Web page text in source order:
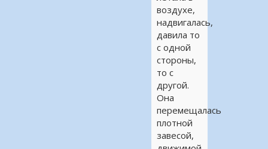
воздухе,
надвигалась,
давила то
с одной
стороны,
то с
другой.
Она
перемещалась
плотной
завесой,